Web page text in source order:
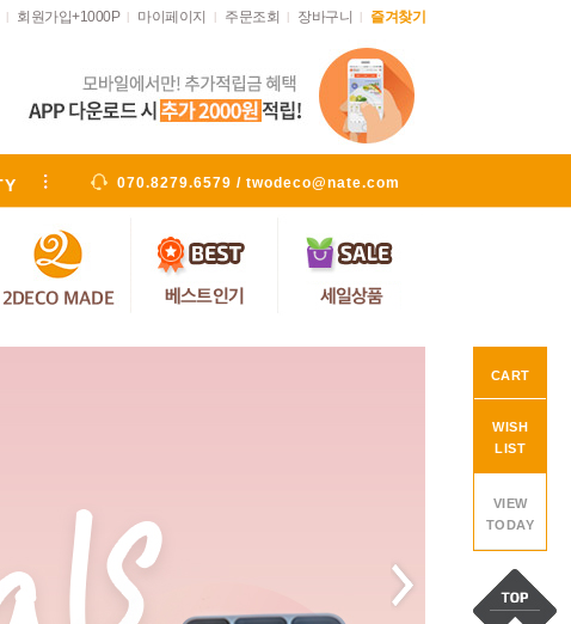
CART
WISH
LIST
VIEW
TODAY
회원가입+1000P 마이페이지 주문조회 장바구니 즐겨찾기
070.8279.6579 / twodeco@nate.com